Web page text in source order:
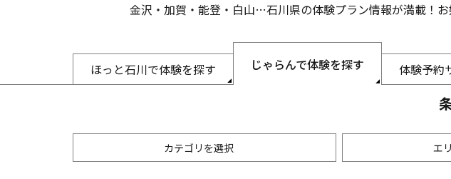
金沢・加賀・能登・白山…石川県の体験プラン情報が満載！
ほっと石川で体験を探す じゃらんで体験を探す 体験予約
カテゴリを選択 エ